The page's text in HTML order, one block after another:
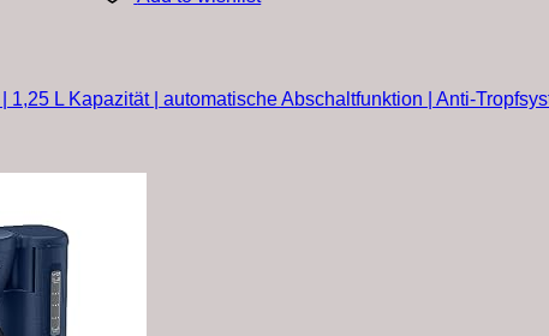
L Kapazität | automatische Abschaltfunktion | Anti-